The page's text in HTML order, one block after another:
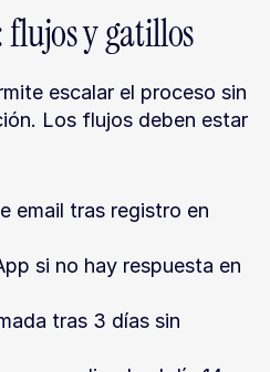
y gatillos
escalar el proceso sin
Los flujos deben estar
email tras registro en
si no hay respuesta en
tras 3 días sin